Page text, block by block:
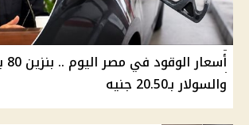
والسولار بـ20.50 جنيه